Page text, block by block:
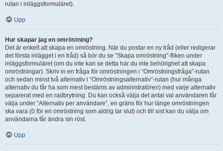
rutan i inläggsformuläret).
Upp
Hur skapar jag en omröstning?
Det är enkelt att skapa en omröstning. När du postar en ny tråd (eller redigerar
det första inlägget i en tråd) så bör du se “Skapa omröstning”-fliken under
inläggsformuläret (om du inte kan se detta har du inte behörighet att skapa
omröstningar). Skriv in en fråga för omröstningen i “Omröstningsfråga”-rutan
och sedan minst två alternativ i “Omröstningsalternativ”-rutan (hur många
alternativ du får ha som mest bestäms av administratören) med varje alternativ
separerat med en radbrytning. Du kan också välja det antal val användaren får
välja under “Alternativ per användare”, en gräns för hur länge omröstningen
ska vara (0 för en omröstning som aldrig tar slut) och till sist kan du välja om
användarna får ändra sin röst.
Upp